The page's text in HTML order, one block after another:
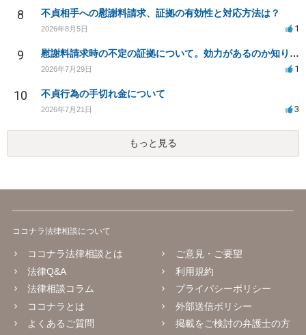
8 不貞相手への慰謝料請求、証拠の有効性と対応方法は？
2026年8月5日 1
9 慰謝料請求時の不定の証拠について。効力があるのか知りたい。
2026年7月29日 1
10 不貞行為の手切れ金について
2026年7月21日 3
もっと見る
ココナラ法律相談について
ココナラ法律相談とは
法律Q&A
法律相談コラム
ココナラとは
よくあるご質問
ご意見・ご要望
利用規約
プライバシーポリシー
外部送信ポリシー
掲載をご検討の弁護士の方